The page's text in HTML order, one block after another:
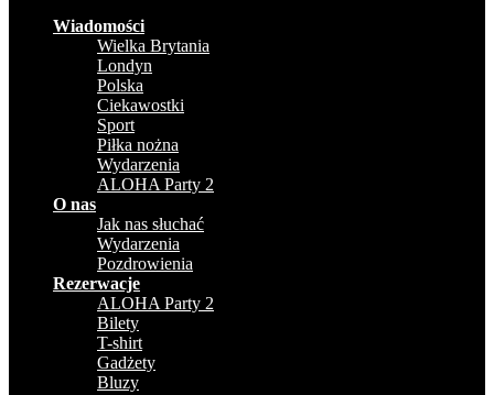
Wiadomości
Wielka Brytania
Londyn
Polska
Ciekawostki
Sport
Piłka nożna
Wydarzenia
ALOHA Party 2
O nas
Jak nas słuchać
Wydarzenia
Pozdrowienia
Rezerwacje
ALOHA Party 2
Bilety
T-shirt
Gadżety
Bluzy